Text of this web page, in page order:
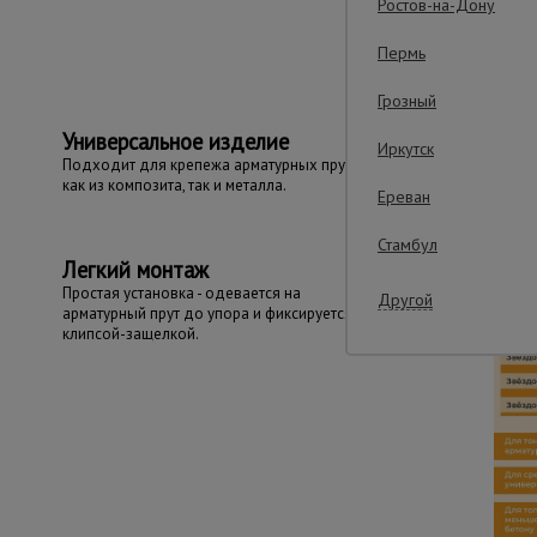
Важные
Универсальное изделие
Подходит для крепежа арматурных прутьев
как из композита, так и металла.
Легкий монтаж
Простая установка - одевается на
арматурный прут до упора и фиксируется
клипсой-защелкой.
Ростов-на-Дону
Пермь
Грозный
Иркутск
Ереван
Стамбул
Другой